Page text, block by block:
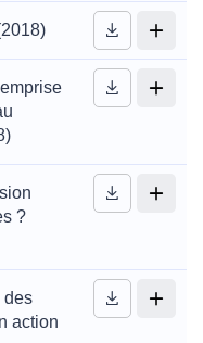
?
des
action